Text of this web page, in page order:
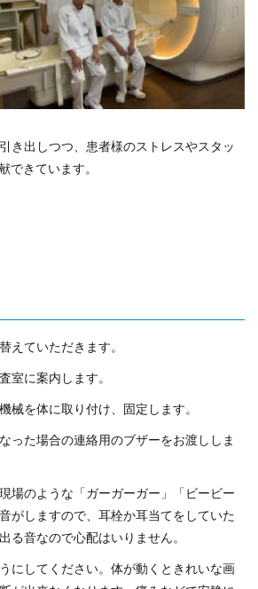
き出しつつ、患者様のストレスやスタッ
できています。
えていただきます。
室に案内します。
械を体に取り付け、固定します。
った場合の連絡用のブザーをお渡ししま
場のような「ガーガーガー」「ビービー
がしますので、耳栓か耳当てをしていた
る音なので心配はいりません。
にしてください。体が動くときれいな画